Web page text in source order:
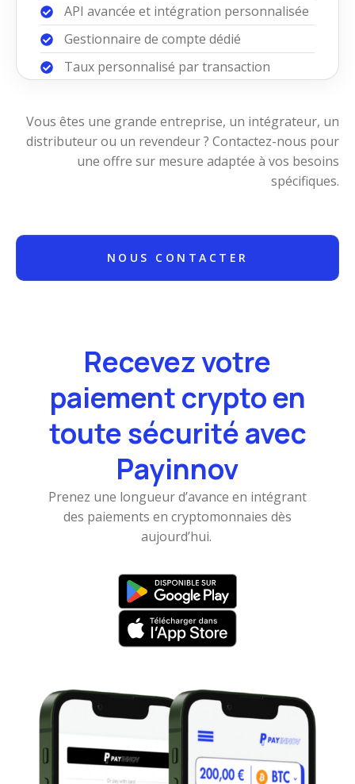
API avancée et intégration personnalisée
Gestionnaire de compte dédié
Taux personnalisé par transaction
Vous êtes une grande entreprise, un intégrateur, un
distributeur ou un revendeur ? Contactez-nous pour
une offre sur mesure adaptée à vos besoins
spécifiques.
NOUS CONTACTER
Recevez votre
paiement crypto en
toute sécurité avec
Payinnov
Prenez une longueur d’avance en intégrant
des paiements en cryptomonnaies dès
aujourd’hui.